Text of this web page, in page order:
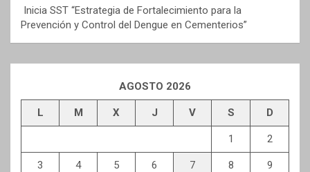
Inicia SST “Estrategia de Fortalecimiento para la
Prevención y Control del Dengue en Cementerios”
AGOSTO 2026
L M X J V S D
1 2
3 4 5 6 7 8 9